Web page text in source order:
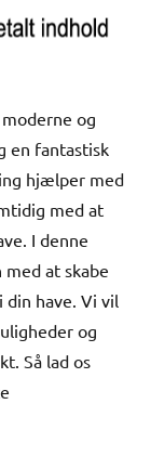
og
en fantastisk
hjælper med
med at
I denne
at skabe
have. Vi vil
og
Så lad os